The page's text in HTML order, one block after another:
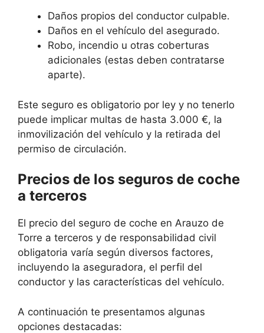
Daños propios del conductor culpable.
Daños en el vehículo del asegurado.
Robo, incendio u otras coberturas
adicionales (estas deben contratarse
aparte).
Este seguro es obligatorio por ley y no tenerlo
puede implicar multas de hasta 3.000 €, la
inmovilización del vehículo y la retirada del
permiso de circulación.
Precios de los seguros de coche
a terceros
El precio del seguro de coche en Arauzo de
Torre a terceros y de responsabilidad civil
obligatoria varía según diversos factores,
incluyendo la aseguradora, el perfil del
conductor y las características del vehículo.
A continuación te presentamos algunas
opciones destacadas: